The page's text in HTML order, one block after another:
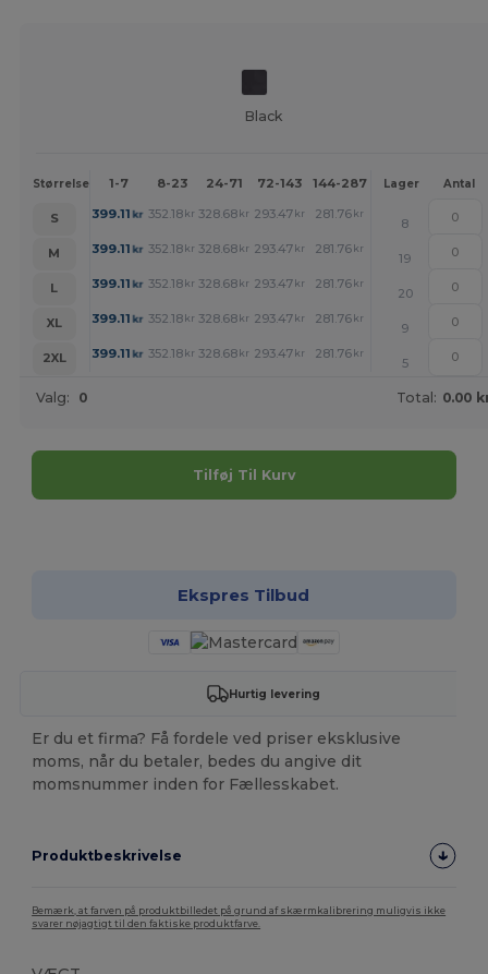
Black
Størrelse 1-7 8-23 24-71 72-143 144-287 288 + Mere
Lager Antal
S 399.11 kr 352.18 kr 328.68 kr 293.47 kr 281.76 kr +
8
M
399.11 kr 352.18 kr 328.68 kr 293.47 kr 281.76 kr +
19
L
399.11 kr 352.18 kr 328.68 kr 293.47 kr 281.76 kr +
20
XL
399.11 kr 352.18 kr 328.68 kr 293.47 kr 281.76 kr +
9
2XL
399.11 kr 352.18 kr 328.68 kr 293.47 kr 281.76 kr +
5
Valg: 0 Total: 0.00
Tilføj Til Kurv
Ekspres Tilbud
Hurtig levering
Er du et firma? Få fordele ved priser eksklusive
moms, når du betaler, bedes du angive dit
momsnummer inden for Fællesskabet.
Produktbeskrivelse
Bemærk, at farven på produktbilledet på grund af skærmkalibrering muligvis ikke
svarer nøjagtigt til den faktiske produktfarve.